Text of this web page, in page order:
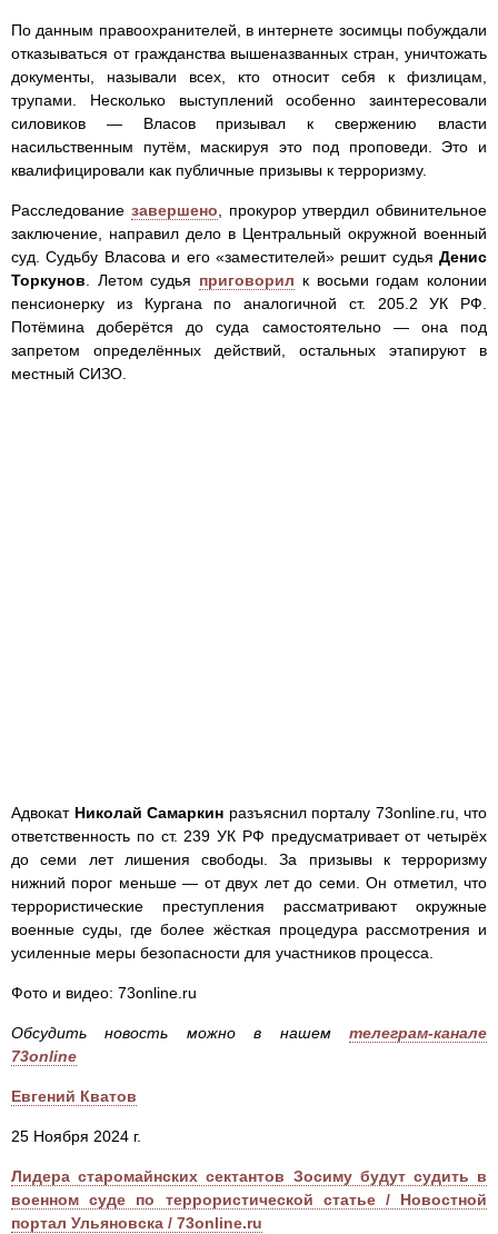
По данным правоохранителей, в интернете зосимцы побуждали
отказываться от гражданства вышеназванных стран, уничтожать
документы, называли всех, кто относит себя к физлицам,
трупами. Несколько выступлений особенно заинтересовали
силовиков — Власов призывал к свержению власти
насильственным путём, маскируя это под проповеди. Это и
квалифицировали как публичные призывы к терроризму.
Расследование завершено, прокурор утвердил обвинительное
заключение, направил дело в Центральный окружной военный
суд. Судьбу Власова и его «заместителей» решит судья Денис
Торкунов. Летом судья приговорил к восьми годам колонии
пенсионерку из Кургана по аналогичной ст. 205.2 УК РФ.
Потёмина доберётся до суда самостоятельно — она под
запретом определённых действий, остальных этапируют в
местный СИЗО.
Адвокат Николай Самаркин разъяснил порталу 73online.ru, что
ответственность по ст. 239 УК РФ предусматривает от четырёх
до семи лет лишения свободы. За призывы к терроризму
нижний порог меньше — от двух лет до семи. Он отметил, что
террористические преступления рассматривают окружные
военные суды, где более жёсткая процедура рассмотрения и
усиленные меры безопасности для участников процесса.
Фото и видео: 73online.ru
Обсудить новость можно в нашем телеграм-канале
73online
Евгений Кватов
25 Ноября 2024 г.
Лидера старомайнских сектантов Зосиму будут судить в
военном суде по террористической статье / Новостной
портал Ульяновска / 73online.ru